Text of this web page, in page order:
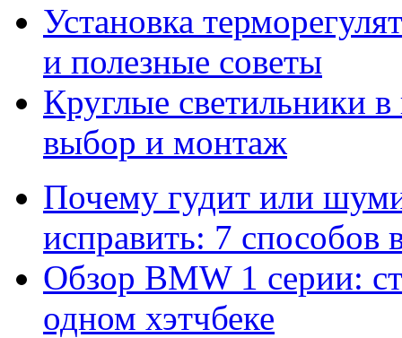
Установка
и полезные советы
Круглые светильники
выбор и монтаж
Почему гудит или
исправить: 7 способов
Обзор BMW 1 серии:
одном хэтчбеке